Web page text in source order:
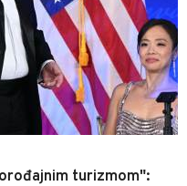
turizmom":